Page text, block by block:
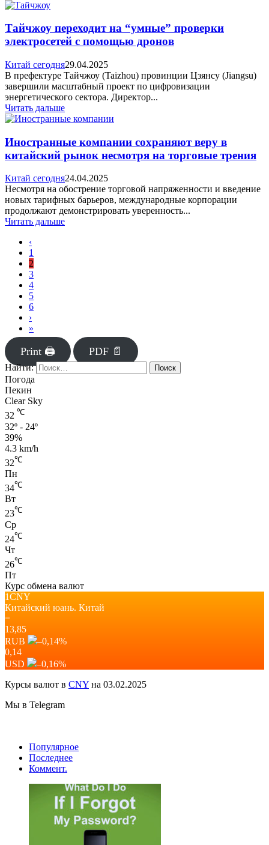
Тайчжоу переходит на “умные” проверки
электросетей с помощью дронов
Китай сегодня29.04.2025
В префектуре Тайчжоу (Taizhou) провинции Цзянсу (Jiangsu)
завершили масштабный проект по цифровизации
энергетического сектора. Директор...
Читать дальше
Иностранные компании сохраняют веру в
китайский рынок несмотря на торговые трения
Китай сегодня24.04.2025
Несмотря на обострение торговой напряженности и введение
новых тарифных барьеров, международные корпорации
продолжают демонстрировать уверенность...
Читать дальше
‹
1
2
3
4
5
6
›
»
Print 🖨 PDF 📄
Найти:
Погода
Пекин
Clear Sky
32 ℃
32º - 24º
39%
4.3 km/h
32℃
Пн
34℃
Вт
23℃
Ср
24℃
Чт
26℃
Пт
Курс обмена валют
1CNY
Китайский юань. Китай
=
13,85
RUB
–0,14%
0,14
USD
–0,16%
Курсы валют в CNY на 03.02.2025
Мы в Telegram
Популярное
Последнее
Коммент.